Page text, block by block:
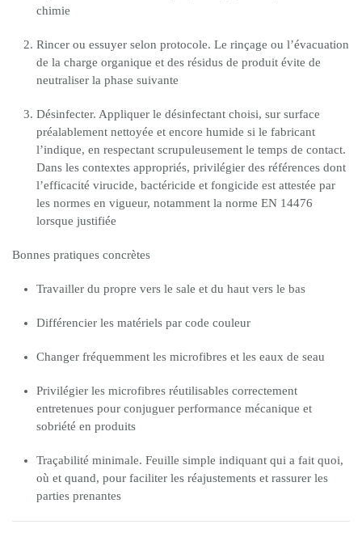
chimie
Rincer ou essuyer selon protocole. Le rinçage ou l’évacuation
de la charge organique et des résidus de produit évite de
neutraliser la phase suivante
Désinfecter. Appliquer le désinfectant choisi, sur surface
préalablement nettoyée et encore humide si le fabricant
l’indique, en respectant scrupuleusement le temps de contact.
Dans les contextes appropriés, privilégier des références dont
l’efficacité virucide, bactéricide et fongicide est attestée par
les normes en vigueur, notamment la norme EN 14476
lorsque justifiée
Bonnes pratiques concrètes
Travailler du propre vers le sale et du haut vers le bas
Différencier les matériels par code couleur
Changer fréquemment les microfibres et les eaux de seau
Privilégier les microfibres réutilisables correctement
entretenues pour conjuguer performance mécanique et
sobriété en produits
Traçabilité minimale. Feuille simple indiquant qui a fait quoi,
où et quand, pour faciliter les réajustements et rassurer les
parties prenantes